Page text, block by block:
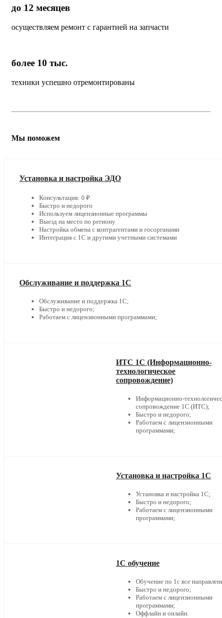
до 12 месяцев
осуществляем ремонт с гарантией на запчасти
более 10 тыс.
техники успешно отремонтированы
Мы поможем
Установка и настройка ЭДО
Консультация: 0 ₽
Быстро и недорого
Используем лицензионные программы
Выезд на место по региону
Настройка обмена с контрагентами и госорганами
Интеграция с 1С и другими учетными системами
Обслуживание и поддержка 1С
Обслуживание и поддержка 1С;
Быстро и недорого;
Работаем с лицензионными программами;
ИТС 1С (Информационно-
технологическое
сопровождение)
Информационно-
сопровождение 1С (ИТС);
Быстро и недорого;
Работаем с лицензионными
программами;
Установка и настройка 1С
Установка и настройка 1С;
Быстро и недорого;
Работаем с лицензионными
программами;
1С обучение
Обучение по 1с все
Быстро и недорого;
Работаем с лицензионными
программами;
Оффлайн и онлайн.